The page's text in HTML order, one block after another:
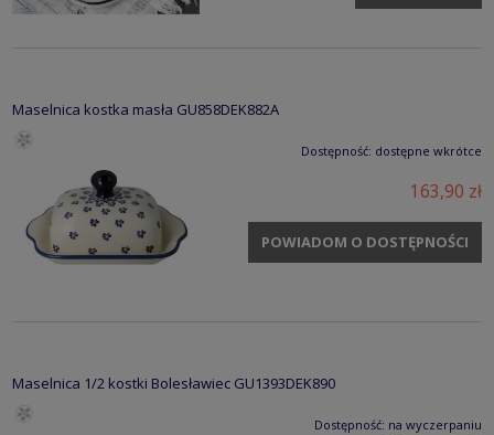
Maselnica kostka masła GU858DEK882A
Dostępność: dostępne wkrótce
163,90 zł
POWIADOM O DOSTĘPNOŚCI
Maselnica 1/2 kostki Bolesławiec GU1393DEK890
Dostępność: na wyczerpaniu